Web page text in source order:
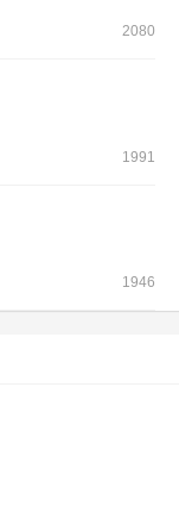
2080
1991
1946